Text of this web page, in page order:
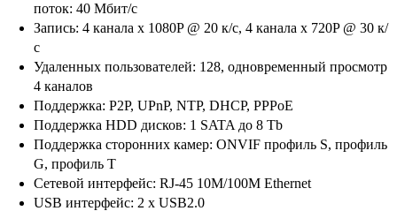
поток: 40 Мбит/с
Запись: 4 канала x 1080P @ 20 к/с, 4 канала x 720P @ 30 к/
с
Удаленных пользователей: 128, одновременный просмотр
4 каналов
Поддержка: P2P, UPnP, NTP, DHCP, PPPoE
Поддержка HDD дисков: 1 SATA до 8 Tb
Поддержка сторонних камер: ONVIF профиль S, профиль
G, профиль T
Сетевой интерфейс: RJ-45 10M/100M Ethernet
USB интерфейс: 2 x USB2.0